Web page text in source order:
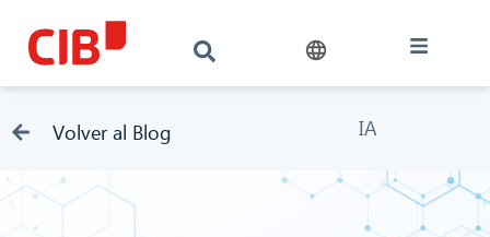
Volver al Blog IA